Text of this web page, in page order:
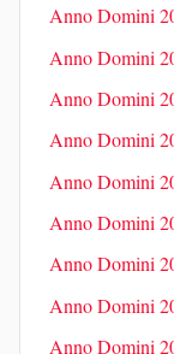
Anno Domini
Anno Domini
Anno Domini
Anno Domini
Anno Domini
Anno Domini
Anno Domini
Anno Domini
Anno Domini